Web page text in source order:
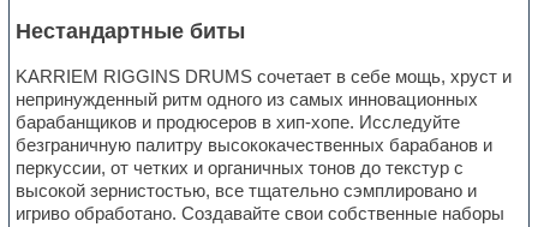
Нестандартные биты
KARRIEM RIGGINS DRUMS сочетает в себе мощь, хруст и
непринужденный ритм одного из самых инновационных
барабанщиков и продюсеров в хип-хопе. Исследуйте
безграничную палитру высококачественных барабанов и
перкуссии, от четких и органичных тонов до текстур с
высокой зернистостью, все тщательно сэмплировано и
игриво обработано. Создавайте свои собственные наборы